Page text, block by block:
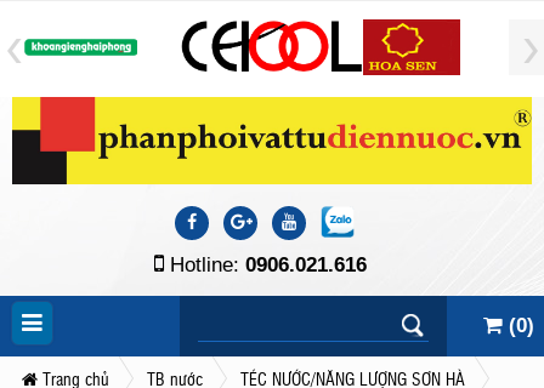
Hotline: 0906.021.616
(0)
Trang chủ TB nước
TÉC NƯỚC/NĂNG LƯỢNG SƠN HÀ